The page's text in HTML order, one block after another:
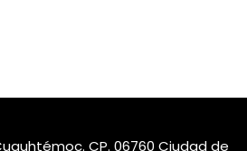
CP. 06760 Ciudad de